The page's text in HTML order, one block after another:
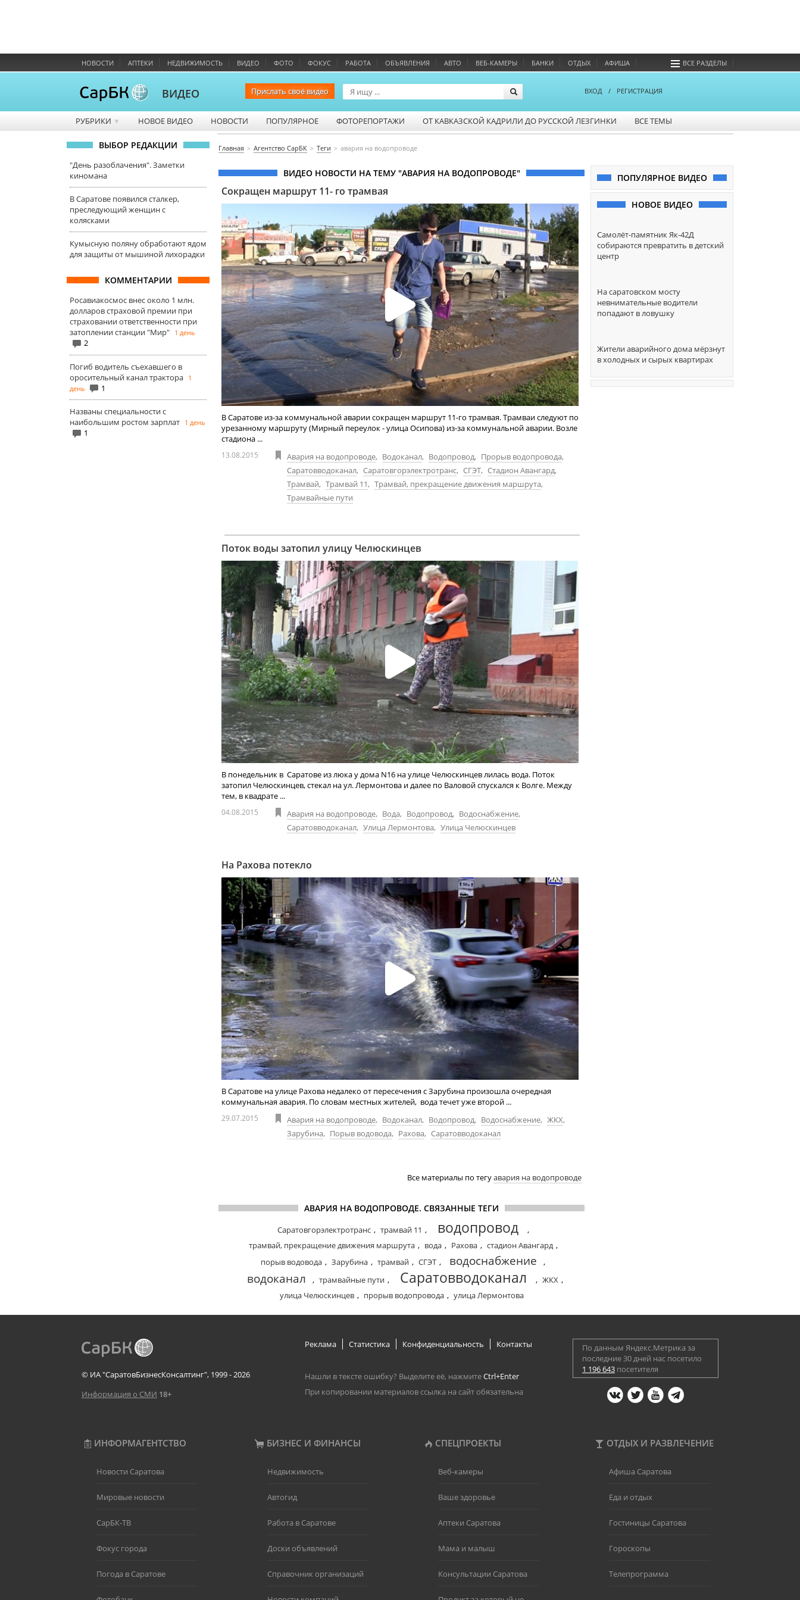
НОВОСТИ АПТЕКИ НЕДВИЖИМОСТЬ ВИДЕО ФОТО ФОКУС РАБОТА ОБЪЯВЛЕНИЯ АВТО ВЕБ-КАМЕРЫ БАНКИ ОТДЫХ АФИША ВСЕ РАЗДЕЛЫ
ВИДЕО Прислать своё видео ВХОД / РЕГИСТРАЦИЯ
РУБРИКИ ▼ НОВОЕ ВИДЕО НОВОСТИ ПОПУЛЯРНОЕ ФОТОРЕПОРТАЖИ ОТ КАВКАЗСКОЙ КАДРИЛИ ДО РУССКОЙ ЛЕЗГИНКИ ВСЕ ТЕМЫ
ВЫБОР РЕДАКЦИИ
"День разоблачения". Заметки
киномана
В Саратове появился сталкер,
преследующий женщин с
колясками
Кумысную поляну обработают ядом
для защиты от мышиной лихорадки
КОММЕНТАРИИ
Росавиакосмос внес около 1 млн.
долларов страховой премии при
страховании ответственности при
затоплении станции "Мир" 1 день
2
Погиб водитель съехавшего в
оросительный канал трактора 1
день
1
Названы специальности с
наибольшим ростом зарплат 1 день
1
Главная Агентство СарБК Теги авария на водопроводе
ВИДЕО НОВОСТИ НА ТЕМУ "АВАРИЯ НА ВОДОПРОВОДЕ"
Сокращен маршрут 11- го трамвая
В Саратове из-за коммунальной аварии сокращен маршрут 11-го трамвая. Трамваи следуют по
урезанному маршруту (Мирный переулок - улица Осипова) из-за коммунальной аварии. Возле
стадиона ...
13.08.2015 Авария на водопроводе, Водоканал, Водопровод, Прорыв водопровода,
Саратовводоканал, Саратовгорэлектротранс, СГЭТ, Стадион Авангард,
Трамвай, Трамвай 11, Трамвай, прекращение движения маршрута,
Трамвайные пути
Поток воды затопил улицу Челюскинцев
В понедельник в Саратове из люка у дома N16 на улице Челюскинцев лилась вода. Поток
затопил Челюскинцев, стекал на ул. Лермонтова и далее по Валовой спускался к Волге. Между
тем, в квадрате ...
04.08.2015 Авария на водопроводе, Вода, Водопровод, Водоснабжение,
Саратовводоканал, Улица Лермонтова, Улица Челюскинцев
На Рахова потекло
В Саратове на улице Рахова недалеко от пересечения с Зарубина произошла очередная
коммунальная авария. По словам местных жителей, вода течет уже второй ...
29.07.2015 Авария на водопроводе, Водоканал, Водопровод, Водоснабжение, ЖКХ,
Зарубина, Порыв водовода, Рахова, Саратовводоканал
Все материалы по тегуавария на водопроводе
АВАРИЯ НА ВОДОПРОВОДЕ. СВЯЗАННЫЕ ТЕГИ
Саратовгорэлектротранс , трамвай 11 , водопровод
,
трамвай, прекращение движения маршрута , вода , Рахова , стадион Авангард ,
порыв водовода , Зарубина , трамвай , СГЭТ , водоснабжение ,
водоканал , трамвайные пути , Саратовводоканал , ЖКХ ,
улица Челюскинцев , прорыв водопровода , улица Лермонтова
ПОПУЛЯРНОЕ ВИДЕО
НОВОЕ ВИДЕО
Самолёт-памятник Як-42Д
собираются превратить в детский
центр
На саратовском мосту
невнимательные водители
попадают в ловушку
Жители аварийного дома мёрзнут
в холодных и сырых квартирах
© ИА "СаратовБизнесКонсалтинг", 1999 - 2026
Информация о СМИ 18+
Реклама Статистика Конфиденциальность Контакты
Нашли в тексте ошибку? Выделите её, нажмитеCtrl+Enter
При копировании материалов ссылка на сайт обязательна
По данным Яндекс.Метрика за
последние 30 дней нас посетило
1 196 643 посетителя
ИНФОРМАГЕНТСТВО БИЗНЕС И ФИНАНСЫ СПЕЦПРОЕКТЫ ОТДЫХ И РАЗВЛЕЧЕНИЕ
Новости Саратова
Мировые новости
СарБК-ТВ
Фокус города
Погода в Саратове
Недвижимость
Автогид
Работа в Саратове
Доски объявлений
Справочник организаций
Веб-камеры
Ваше здоровье
Аптеки Саратова
Мама и малыш
Консультации Саратова
Афиша Саратова
Еда и отдых
Гостиницы Саратова
Гороскопы
Телепрограмма